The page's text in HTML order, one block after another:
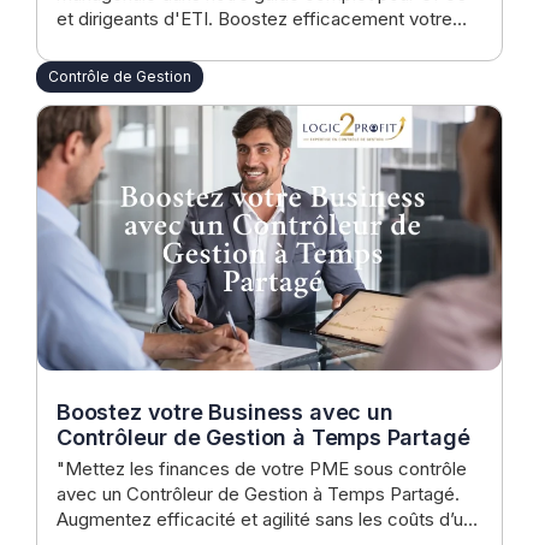
et dirigeants d'ETI. Boostez efficacement votre
contemporains avec des stratégies éprouvées et
des conseils d'experts de Logic2profit.
Contrôle de Gestion
Boostez votre Business avec un
Contrôleur de Gestion à Temps Partagé
"Mettez les finances de votre PME sous contrôle
avec un Contrôleur de Gestion à Temps Partagé.
Augmentez efficacité et agilité sans les coûts d’un